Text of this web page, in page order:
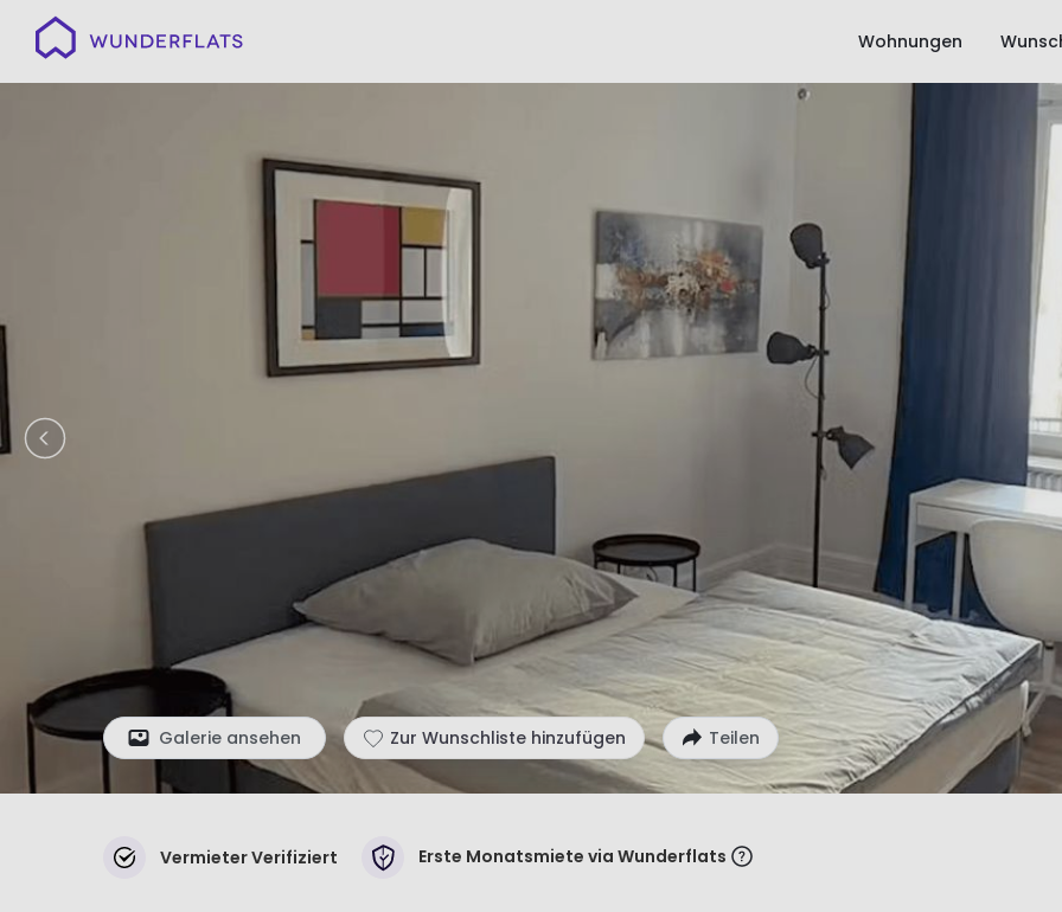
Wunderflats Wohnungen
Galerie ansehen Zur Wunschliste hinzufügen Teilen
Vermieter Verifiziert Erste Monatsmiete via Wunderflats